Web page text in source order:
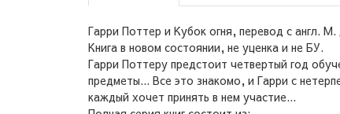
Гарри Поттер и Кубок огня, перевод с англ.
Книга в новом состоянии, не уценка и не БУ.
Гарри Поттеру предстоит четвертый год
предметы... Все это знакомо, и Гарри с
каждый хочет принять в нем участие...